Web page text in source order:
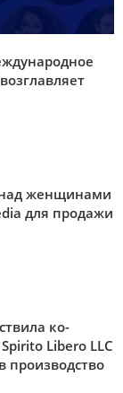
женщинами
для продажи
ко-
Libero LLC
производство